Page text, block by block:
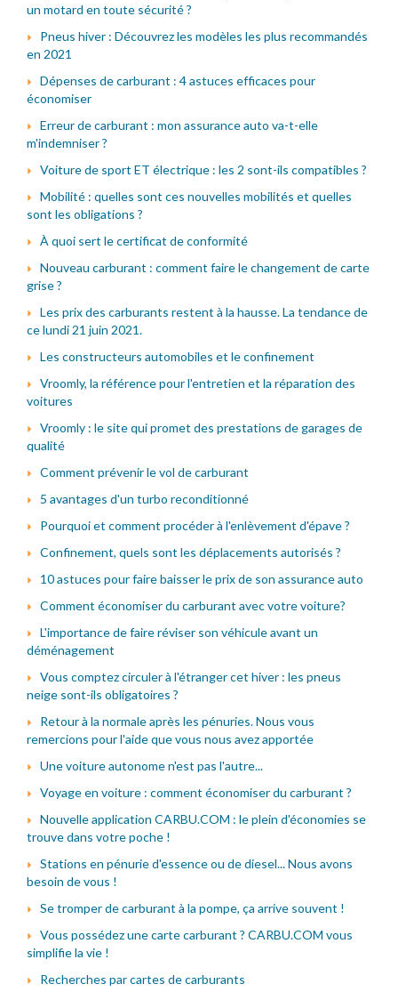
un motard en toute sécurité ?
Pneus hiver : Découvrez les modèles les plus recommandés
en 2021
Dépenses de carburant : 4 astuces efficaces pour
économiser
Erreur de carburant : mon assurance auto va-t-elle
m'indemniser ?
Voiture de sport ET électrique : les 2 sont-ils compatibles ?
Mobilité : quelles sont ces nouvelles mobilités et quelles
sont les obligations ?
À quoi sert le certificat de conformité
Nouveau carburant : comment faire le changement de carte
grise ?
Les prix des carburants restent à la hausse. La tendance de
ce lundi 21 juin 2021.
Les constructeurs automobiles et le confinement
Vroomly, la référence pour l'entretien et la réparation des
voitures
Vroomly : le site qui promet des prestations de garages de
qualité
Comment prévenir le vol de carburant
5 avantages d'un turbo reconditionné
Pourquoi et comment procéder à l'enlèvement d'épave ?
Confinement, quels sont les déplacements autorisés ?
10 astuces pour faire baisser le prix de son assurance auto
Comment économiser du carburant avec votre voiture?
L'importance de faire réviser son véhicule avant un
déménagement
Vous comptez circuler à l'étranger cet hiver : les pneus
neige sont-ils obligatoires ?
Retour à la normale après les pénuries. Nous vous
remercions pour l'aide que vous nous avez apportée
Une voiture autonome n'est pas l'autre...
Voyage en voiture : comment économiser du carburant ?
Nouvelle application CARBU.COM : le plein d'économies se
trouve dans votre poche !
Stations en pénurie d'essence ou de diesel... Nous avons
besoin de vous !
Se tromper de carburant à la pompe, ça arrive souvent !
Vous possédez une carte carburant ? CARBU.COM vous
simplifie la vie !
Recherches par cartes de carburants